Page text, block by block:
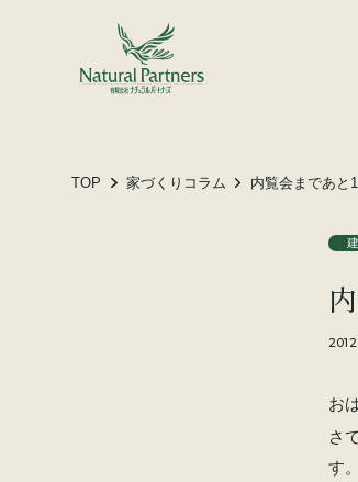
TOP 家づくりコラム 内覧会まであと
お
さ
す。
会社
スタ